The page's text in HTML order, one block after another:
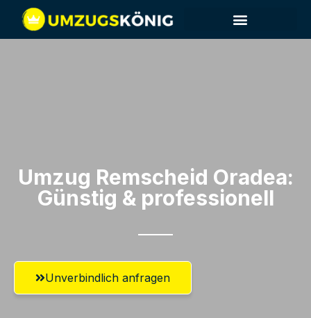
Umzug Remscheid​ Oradea:
Günstig & professionell​
Unverbindlich anfragen